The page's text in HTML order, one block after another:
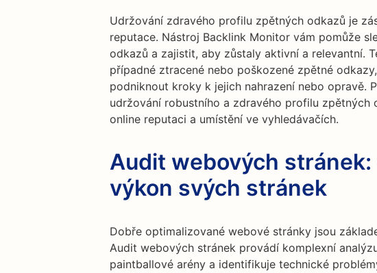
Udržování zdravého profilu zpětných odkazů je
reputace. Nástroj Backlink Monitor vám pomůže
odkazů a zajistit, aby zůstaly aktivní a relevantní.
případné ztracené nebo poškozené zpětné
podniknout kroky k jejich nahrazení nebo opravě.
udržování robustního a zdravého profilu zpětných
online reputaci a umístění ve vyhledávačích.
Audit webových
výkon svých stránek
Dobře optimalizované webové stránky jsou
Audit webových stránek provádí komplexní
paintballové arény a identifikuje technické